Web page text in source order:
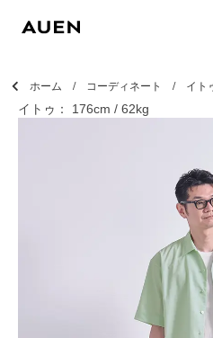
ホーム コーディネート イト
イトゥ： 176cm / 62kg